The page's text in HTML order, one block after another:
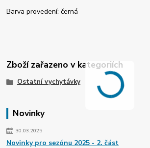
Novinky
30.03.2025
Novinky pro sezónu 2025 - 2. část
Barva provedení: černá
Zboží zařazeno v kategoriích
Ostatní vychytávky